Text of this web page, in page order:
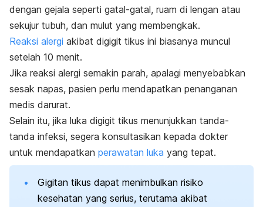
dengan gejala seperti gatal-gatal, ruam di lengan atau
sekujur tubuh, dan mulut yang membengkak.
Reaksi alergi akibat digigit tikus ini biasanya muncul
setelah 10 menit.
Jika reaksi alergi semakin parah, apalagi menyebabkan
sesak napas, pasien perlu mendapatkan penanganan
medis darurat.
Selain itu, jika luka digigit tikus menunjukkan tanda-
tanda infeksi, segera konsultasikan kepada dokter
untuk mendapatkan perawatan luka yang tepat.
Gigitan tikus dapat menimbulkan risiko
kesehatan yang serius, terutama akibat